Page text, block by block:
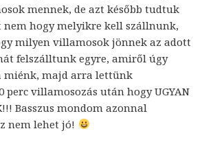
mennek, de azt később tudtuk
nem hogy melyikre kell szállnunk,
milyen villamosok jönnek az adott
felszálltunk egyre, amiről úgy
miénk, majd arra lettünk
perc villamosozás után hogy UGYAN
Basszus mondom azonnal
nem lehet jó!